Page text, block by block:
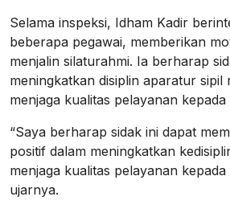
Selama inspeksi, Idham Kadir
beberapa pegawai, memberikan
menjalin silaturahmi. Ia berharap
meningkatkan disiplin aparatur sipil
menjaga kualitas pelayanan
“Saya berharap sidak ini dapat
positif dalam meningkatkan
menjaga kualitas pelayanan kepada
ujarnya.